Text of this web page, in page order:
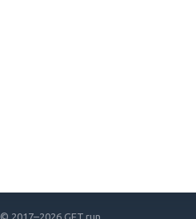
© 2017–2026 GET.run